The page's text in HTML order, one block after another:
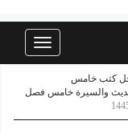
Toggle
كتب خامس
والسيرة خامس فصل